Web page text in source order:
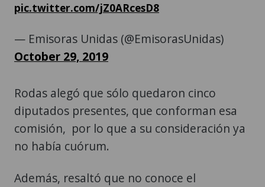
pic.twitter.com/jZ0ARcesD8
— Emisoras Unidas (@EmisorasUnidas)
October 29, 2019
Rodas alegó que sólo quedaron cinco
diputados presentes, que conforman esa
comisión, por lo que a su consideración ya
no había cuórum.
Además, resaltó que no conoce el